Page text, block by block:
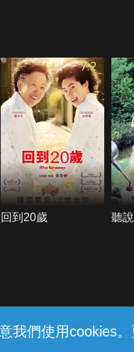
我們使用cookies
7.2
回到20歲 聽